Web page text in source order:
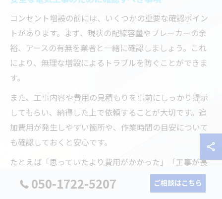
コンセント増設の前には、いくつかの重要な確認ポイン
トがあります。まず、現状の配線容量やブレーカーの余
裕、アースの有無を業者と一緒に確認しましょう。これ
により、無理な増設によるトラブルを防ぐことができま
す。
また、工事内容や費用の見積もりを事前にしっかり提示
してもらい、納得した上で依頼することが大切です。追
加費用が発生しやすい箇所や、作業時間の目安について
も確認しておくと安心です。
たとえば「思っていたより費用がかかった」「工事が長
引いて困った」といった失敗例も見受けられます。事前
説明や現地調査の有無をチェックし、疑問点は遠慮なく
050-1722-5207 ご相談はこちら